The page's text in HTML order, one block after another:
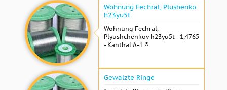
Wohnung Fechral, ​​Plushenko
h23yu5t
Wohnung Fechral, ​​
Plyushchenkov h23yu5t - 1,4765
- Kanthal A-1 ®
Gewalzte Ringe